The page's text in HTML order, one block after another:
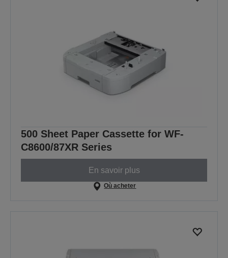
500 Sheet Paper Cassette for WF-
C8600/87XR Series
En savoir plus
Où acheter